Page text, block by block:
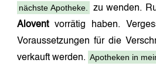
nächste Apotheke.
zu wenden.
Aloventvorrätig haben.
Voraussetzungen für die
verkauft werden. Apotheken in